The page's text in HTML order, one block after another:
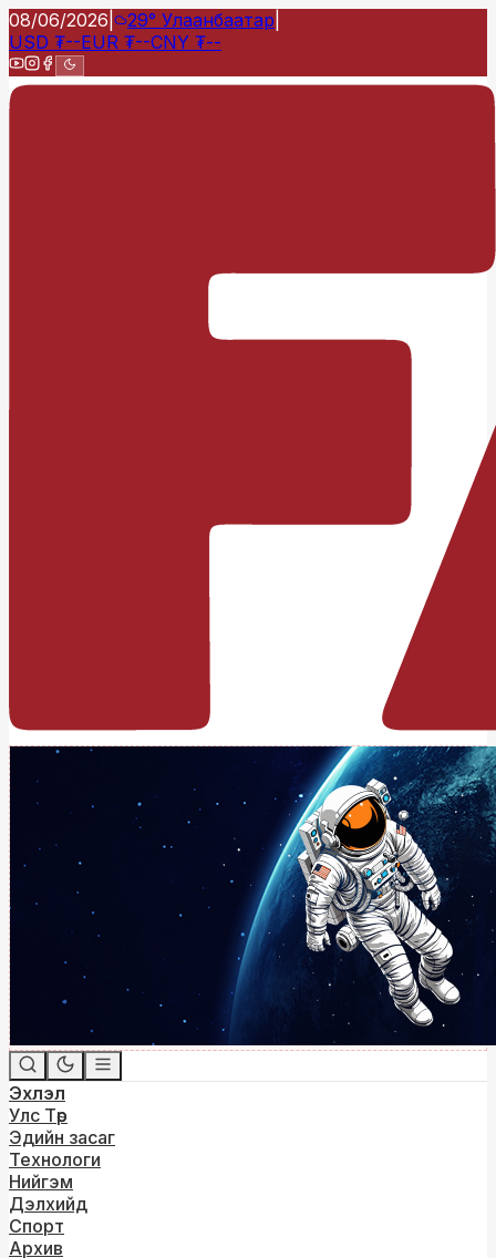
08/06/2026 29° Улаанбаатар
USD ₮--EUR ₮--CNY ₮--
Эхлэл
Улс Төр
Эдийн засаг
Технологи
Нийгэм
Дэлхийд
Спорт
Архив